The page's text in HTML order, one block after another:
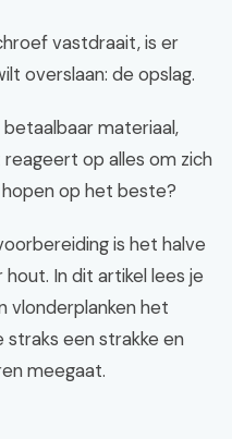
vastdraait, is er
overslaan: de opslag.
materiaal,
op alles om zich
op het beste?
is het halve
In dit artikel lees je
vlonderplanken het
een strakke en
meegaat.